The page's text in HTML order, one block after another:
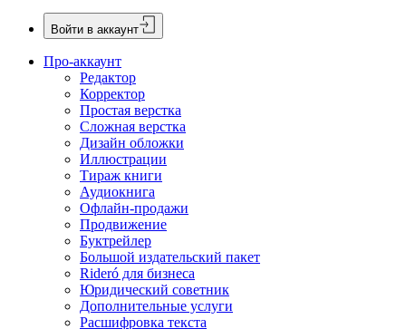
Войти в аккаунт
Про-аккаунт
Редактор
Корректор
Простая верстка
Сложная верстка
Дизайн обложки
Иллюстрации
Тираж книги
Аудиокнига
Офлайн-продажи
Продвижение
Буктрейлер
Большой издательский пакет
Rideró для бизнеса
Юридический советник
Дополнительные услуги
Расшифровка текста